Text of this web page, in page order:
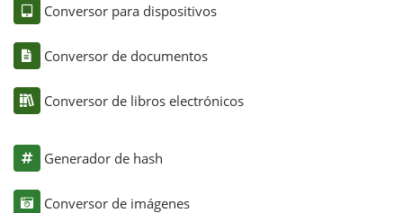
Conversor para dispositivos
Conversor de documentos
Conversor de libros electrónicos
Generador de hash
Conversor de imágenes